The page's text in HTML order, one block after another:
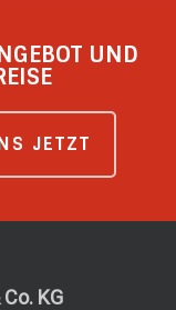
UND
JETZT
KG